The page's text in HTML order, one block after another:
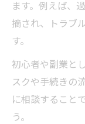
損失
大阪府
ます。例えば、
摘され、トラブ
す。
初心者や副業と
スクや手続きの
に相談すること
う。